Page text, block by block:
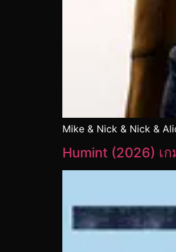
Mike & Nick & Nick &
Humint (2026) เ